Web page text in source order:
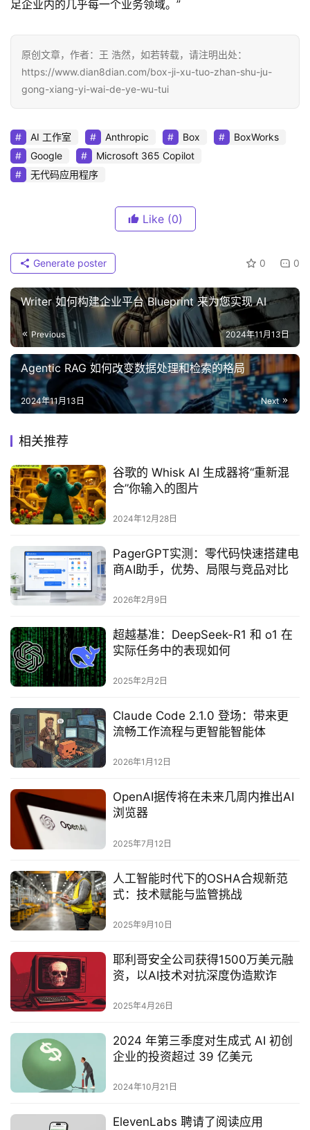
足企业内的几乎每一个业务领域。”
原创文章，作者：王 浩然，如若转载，请注明出处：
https://www.dian8dian.com/box-ji-xu-tuo-zhan-shu-ju-
gong-xiang-yi-wai-de-ye-wu-tui
AI 工作室 Anthropic Box
BoxWorks
Google
Microsoft 365 Copilot
无代码应用程序
Like (0)
0 0
Generate poster
Writer 如何构建企业平台 Blueprint 来为您实现 AI
Previous 2024年11月13日
Agentic RAG 如何改变数据处理和检索的格局
Next
2024年11月13日
相关推荐
谷歌的 Whisk AI 生成器将“重新混
合”你输入的图片
2024年12月28日
PagerGPT实测：零代码快速搭建电
商AI助手，优势、局限与竞品对比
2026年2月9日
超越基准：DeepSeek-R1 和 o1 在
实际任务中的表现如何
2025年2月2日
Claude Code 2.1.0 登场：带来更
流畅工作流程与更智能智能体
2026年1月12日
OpenAI据传将在未来几周内推出AI
浏览器
2025年7月12日
人工智能时代下的OSHA合规新范
式：技术赋能与监管挑战‌
2025年9月10日
耶利哥安全公司获得1500万美元融
资，以AI技术对抗深度伪造欺诈‌
2025年4月26日
2024 年第三季度对生成式 AI 初创
企业的投资超过 39 亿美元
2024年10月21日
ElevenLabs 聘请了阅读应用